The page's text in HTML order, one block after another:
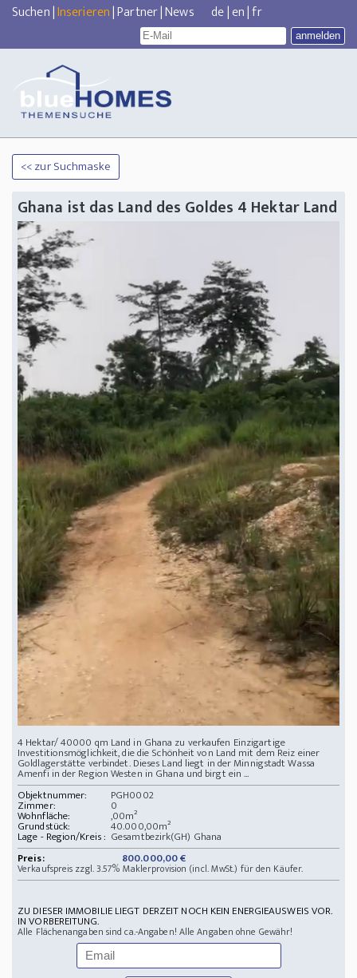
Suchen|Inserieren|Partner|News de|en|fr
<< zur Suchmaske
Ghana ist das Land des Goldes 4 Hektar Land
4 Hektar/ 40000 qm Land in Ghana zu verkaufen Einzigartige
Investitionsmöglichkeit, die die Schönheit von Land mit dem Reiz einer
Goldlagerstätte verbindet. Dieses Land liegt in der Minnigstadt Wassa
Amenfi in der Region Westen in Ghana und birgt ein ...
Objektnummer:
PGH0002
Zimmer: 0
Wohnfläche: ,00m²
Grundstück: 40.000,00m²
Lage - Region/Kreis : Gesamtbezirk(GH) Ghana
Preis:
800.000,00 €
Verkaufspreis zzgl. 3.57% Maklerprovision (incl. MwSt.) für den Käufer.
ZU DIESER IMMOBILIE LIEGT DERZEIT NOCH KEIN ENERGIEAUSWEIS VOR.
IN VORBEREITUNG.
Alle Flächenangaben sind ca.-Angaben! Alle Angaben ohne Gewähr!